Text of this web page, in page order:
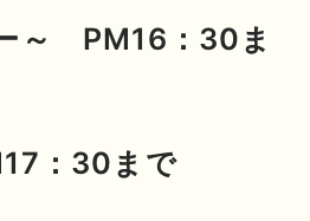
～ PM16：30ま
：30まで